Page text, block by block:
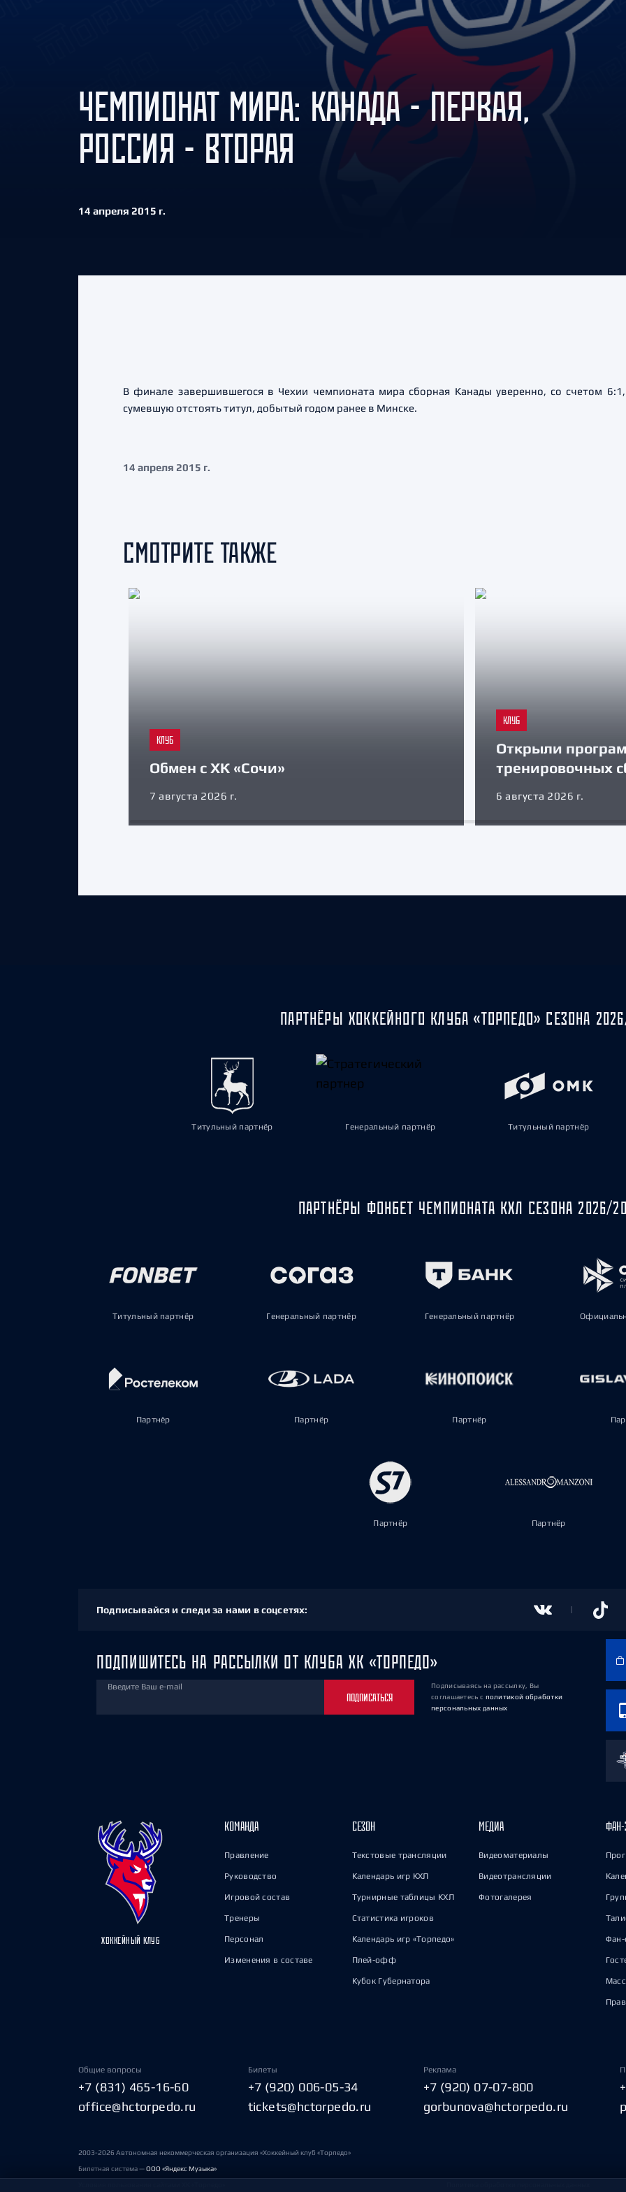
Амур
Барыс
Салават Юлаев
Сибирь
ЧЕМПИОНАТ МИРА: КАНАДА - ПЕРВАЯ,
РОССИЯ - ВТОРАЯ
14 апреля 2015 г.
В финале завершившегося в Чехии чемпионата мира сборная Канады уверенно, со счетом
сумевшую отстоять титул, добытый годом ранее в Минске.
14 апреля 2015 г.
СМОТРИТЕ ТАКЖЕ
КЛУБ
Обмен с ХК «Сочи»
7 августа 2026 г.
КЛУБ
Открыли
тренировочных
6 августа 2026 г.
ПАРТНЁРЫ ХОККЕЙНОГО КЛУБА «ТОРПЕДО» СЕЗОНА
Титульный партнёр Генеральный партнёр Титульный партнёр
ПАРТНЁРЫ ФОНБЕТ ЧЕМПИОНАТА КХЛ СЕЗОНА 2026/
Титульный партнёр Генеральный партнёр Генеральный партнёр
Партнёр Партнёр Партнёр
Партнёр Партнёр
Подписывайся и следи за нами в соцсетях:
ПОДПИШИТЕСЬ НА РАССЫЛКИ ОТ КЛУБА ХК «ТОРПЕДО»
Введите Ваш e-mail
ПОДПИСАТЬСЯ
Подписываясь на рассылку, Вы
соглашаетесь с политикой обработки
персональных данных
ХОККЕЙНЫЙ КЛУБ
КОМАНДА
Правление
Руководство
Игровой состав
Тренеры
Персонал
Изменения в составе
СЕЗОН
Текстовые трансляции
Календарь игр КХЛ
Турнирные таблицы КХЛ
Статистика игроков
Календарь игр «Торпедо»
Плей-офф
Кубок Губернатора
МЕДИА
Видеоматериалы
Видеотрансляции
Фотогалерея
ФАН-
Фан-
Общие вопросы
+7 (831) 465-16-60
office@hctorpedo.ru
Билеты
+7 (920) 006-05-34
tickets@hctorpedo.ru
Реклама
+7 (920) 07-07-800
gorbunova@hctorpedo.ru
2003-2026 Автономная некоммерческая организация «Хоккейный клуб «Торпедо»
Билетная система —ООО «Яндекс Музыка»